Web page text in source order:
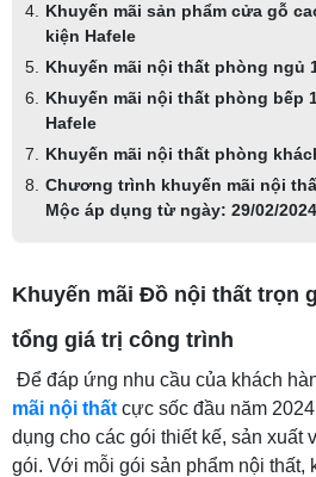
Khuyến mãi sản phẩm cửa gỗ
kiện Hafele
Khuyến mãi nội thất phòng ngủ
Khuyến mãi nội thất phòng bếp
Hafele
Khuyến mãi nội thất phòng
Chương trình khuyến mãi nội
Mộc áp dụng từ ngày: 29/02/
Khuyến mãi Đồ nội thất trọn
tổng giá trị công trình
Để đáp ứng nhu cầu của khách
mãi nội thất cực sốc đầu năm
dụng cho các gói thiết kế, sản xuất
gói. Với mỗi gói sản phẩm nội thất,